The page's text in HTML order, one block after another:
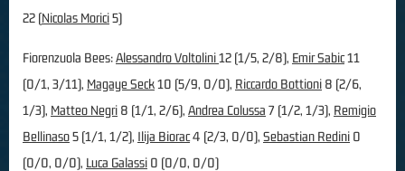
22 (Nicolas Morici5)
Fiorenzuola Bees:Alessandro Voltolini12 (1/5, 2/8), Emir Sabic11
(0/1, 3/11), Magaye Seck10 (5/9, 0/0), Riccardo Bottioni 8 (2/6,
1/3), Matteo Negri 8 (1/1, 2/6), Andrea Colussa 7 (1/2, 1/3), Remigio
Bellinaso5 (1/1, 1/2), Ilija Biorac4 (2/3, 0/0), Sebastian Redini 0
(0/0, 0/0), Luca Galassi 0 (0/0, 0/0)